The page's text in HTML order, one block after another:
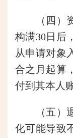
（四）资
构满30日后
从申请对象
合之月起算
付到其本人
（五）退
化可能导致